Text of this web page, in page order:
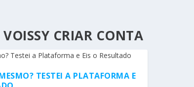
VOISSY CRIAR CONTA
TESTEI A PLATAFORMA E